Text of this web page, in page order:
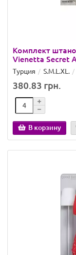
Комплект
Vienetta Secret
Турция S.M.L.XL.
380.83 грн.
В корзину